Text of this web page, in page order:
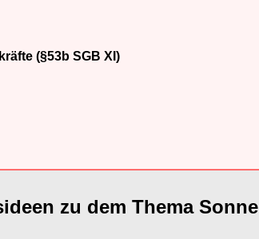
(§53b SGB XI)
zu dem Thema Sonne